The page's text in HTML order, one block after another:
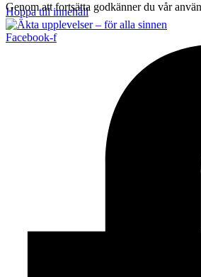
Hoppa till innehåll
Facebook-f
Genom att fortsätta godkänner du vår